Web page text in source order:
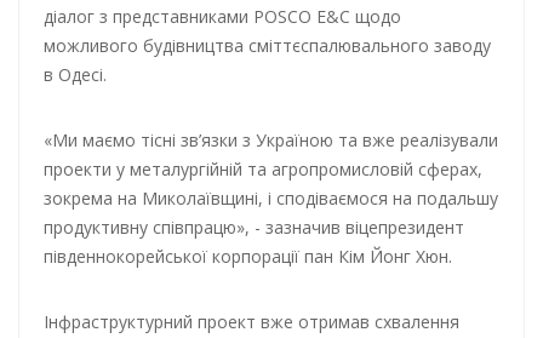
діалог з представниками POSCO E&C щодо
можливого будівництва сміттєспалювального заводу
в Одесі.
«Ми маємо тісні зв’язки з Україною та вже реалізували
проекти у металургійній та агропромисловій сферах,
зокрема на Миколаївщині, і сподіваємося на подальшу
продуктивну співпрацю», - зазначив віцепрезидент
південнокорейської корпорації пан Кім Йонг Хюн.
Інфраструктурний проект вже отримав схвалення